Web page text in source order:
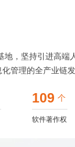
地，坚持引进高端
管理的全产业链发
109 个
软件著作权